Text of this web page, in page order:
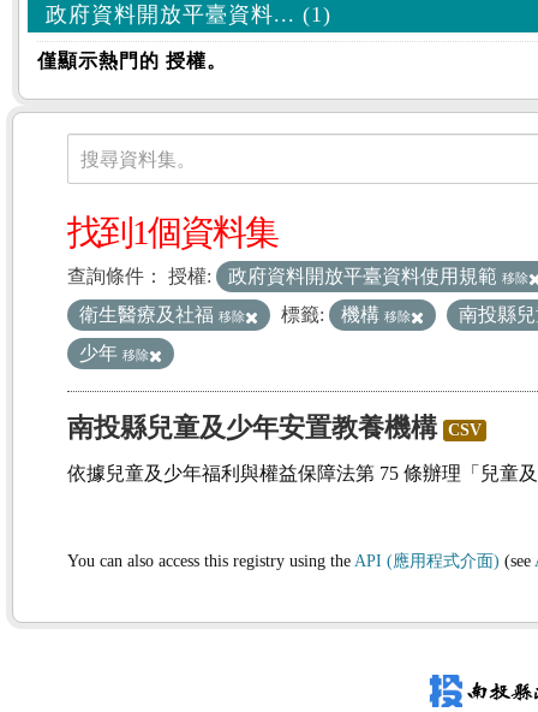
政府資料開放平臺資料... (1)
僅顯示熱門的 授權。
資料集
搜尋資料集。
找到1個資料集
查詢條件： 授權: 政府資料開放平臺資料使用規範 移除
衛生醫療及社福 移除 標籤: 機構 移除
南投縣
少年 移除
南投縣兒童及少年安置教養機構 CSV
依據兒童及少年福利與權益保障法第 75 條辦理「兒童
You can also access this registry using the API (應用程式介面) (see